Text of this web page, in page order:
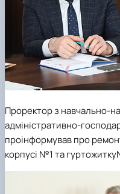
Проректор з навчально-
адміністративно-
проінформував про
корпусі №1 та